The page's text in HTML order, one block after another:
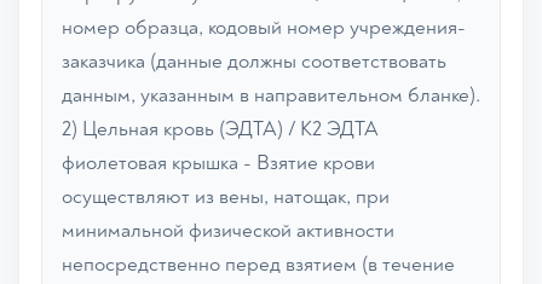
номер образца, кодовый номер учреждения-
заказчика (данные должны соответствовать
данным, указанным в направительном бланке).
2) Цельная кровь (ЭДТА) / К2 ЭДТА
фиолетовая крышка - Взятие крови
осуществляют из вены, натощак, при
минимальной физической активности
непосредственно перед взятием (в течение